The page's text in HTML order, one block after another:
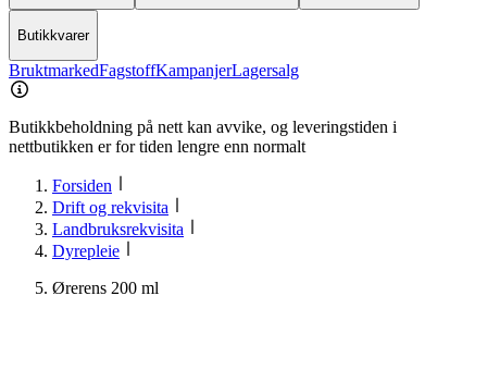
Butikkvarer
BruktmarkedFagstoffKampanjerLagersalg
Butikkbeholdning på nett kan avvike, og leveringstiden i
nettbutikken er for tiden lengre enn normalt
Forsiden
Drift og rekvisita
Landbruksrekvisita
Dyrepleie
Ørerens 200 ml